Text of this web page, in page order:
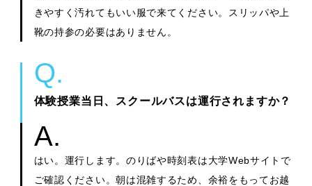
きやすく汚れてもいい服で来てください。スリッパや上
靴の持参の必要はありません。
体験授業当日、スクールバスは運行されますか？
はい。運行します。のりばや時刻表は大学Webサイトで
ご確認ください。朝は混雑するため、余裕をもってお越